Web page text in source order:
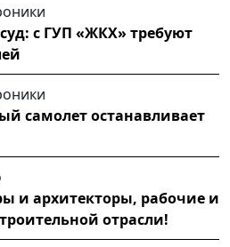
с ГУП «ЖКХ» требуют
самолет останавливает
и архитекторы, рабочие и
отрасли!